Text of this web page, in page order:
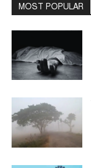
MOST POPULAR